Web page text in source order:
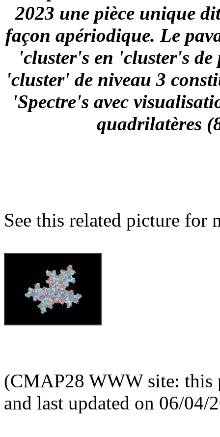
2023 une pièce unique
façon apériodique. Le
'cluster's en 'cluster's
'cluster' de niveau 3
'Spectre's avec
quadrilatères
See this related picture for
(CMAP28 WWW site: this
and last updated on 06/04/